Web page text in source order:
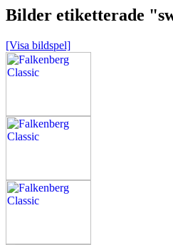
Bilder etiketterade
[Visa bildspel]